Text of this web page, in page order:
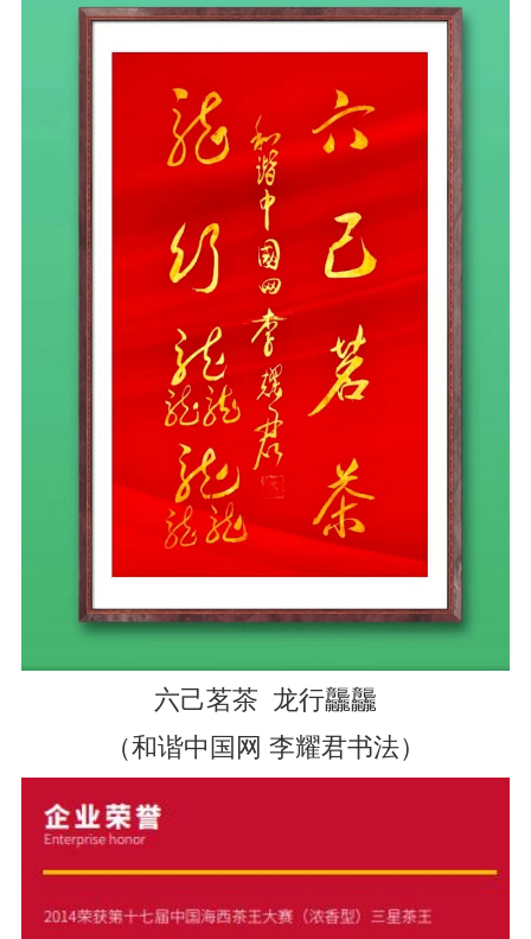
六己茗茶 龙行龘龘
（和谐中国网 李耀君书法）